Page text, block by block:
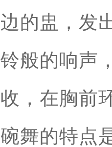
边的盅，发
铃般的响声
收，在胸前
碗舞的特点